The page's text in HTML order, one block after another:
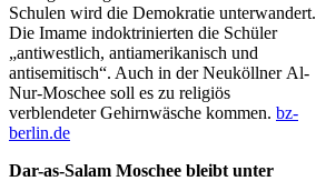
Schulen wird die Demokratie unterwandert.
Die Imame indoktrinierten die Schüler
„antiwestlich, antiamerikanisch und
antisemitisch“. Auch in der Neuköllner Al-
Nur-Moschee soll es zu religiös
verblendeter Gehirnwäsche kommen. bz-
berlin.de
Dar-as-Salam Moschee bleibt unter